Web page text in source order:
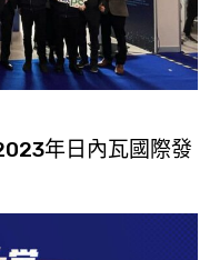
年日內瓦國際發